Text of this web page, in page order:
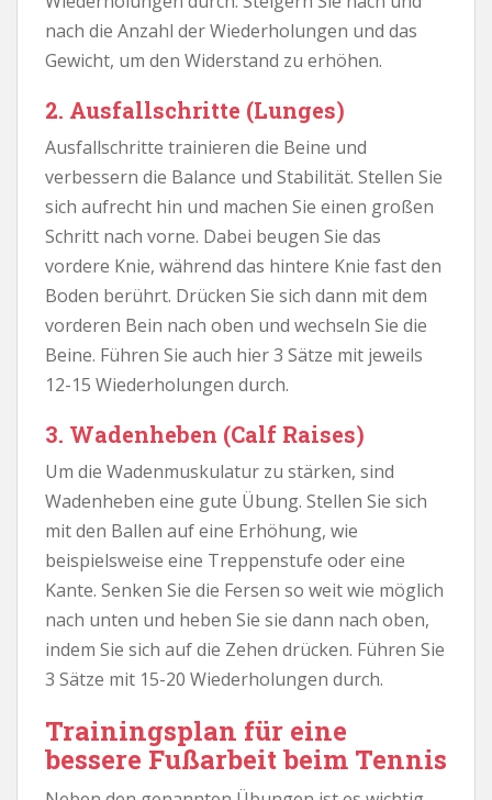
nach die Anzahl der Wiederholungen und das
Gewicht, um den Widerstand zu erhöhen.
2. Ausfallschritte (Lunges)
Ausfallschritte trainieren die Beine und
verbessern die Balance und Stabilität. Stellen Sie
sich aufrecht hin und machen Sie einen großen
Schritt nach vorne. Dabei beugen Sie das
vordere Knie, während das hintere Knie fast den
Boden berührt. Drücken Sie sich dann mit dem
vorderen Bein nach oben und wechseln Sie die
Beine. Führen Sie auch hier 3 Sätze mit jeweils
12-15 Wiederholungen durch.
3. Wadenheben (Calf Raises)
Um die Wadenmuskulatur zu stärken, sind
Wadenheben eine gute Übung. Stellen Sie sich
mit den Ballen auf eine Erhöhung, wie
beispielsweise eine Treppenstufe oder eine
Kante. Senken Sie die Fersen so weit wie möglich
nach unten und heben Sie sie dann nach oben,
indem Sie sich auf die Zehen drücken. Führen Sie
3 Sätze mit 15-20 Wiederholungen durch.
Trainingsplan für eine
bessere Fußarbeit beim Tennis